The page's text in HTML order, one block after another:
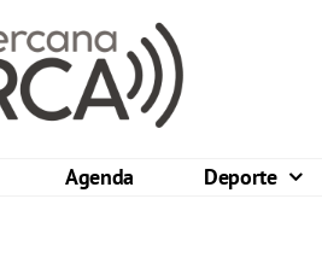
Agenda Deporte